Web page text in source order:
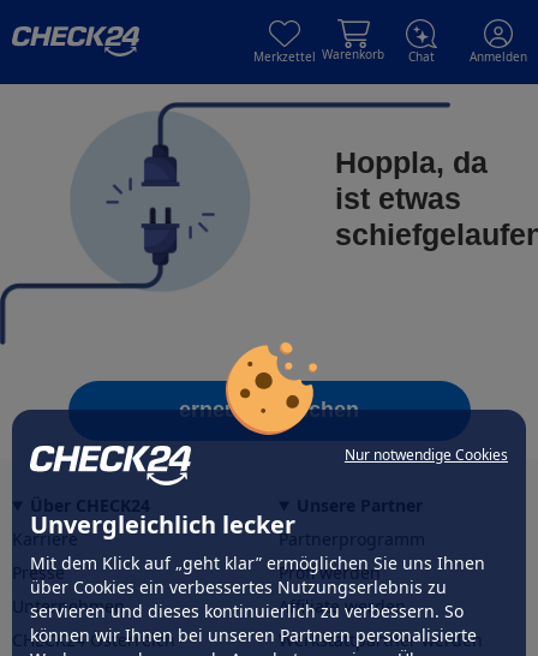
Nur notwendige Cookies
Unvergleichlich lecker
Mit dem Klick auf „geht klar” ermöglichen Sie uns Ihnen
über Cookies ein verbessertes Nutzungserlebnis zu
servieren und dieses kontinuierlich zu verbessern. So
können wir Ihnen bei unseren Partnern personalisierte
Merkzettel Warenkorb Chat Anmelden
Hoppla, da
ist etwas
erneut versuchen
Karriere
Presse
Unternehmen
CHECK24 Österreich
Partnerprogramm
Profi werden
Affiliate werden
Werkstattpartner werden